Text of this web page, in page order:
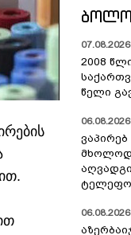
ᲑᲝᲚᲝ
2008
წელი
მხოლოდ